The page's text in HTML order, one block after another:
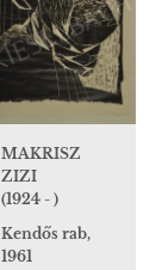
MAKRISZ
ZIZI
(1924 - )
Kendős rab,
1961